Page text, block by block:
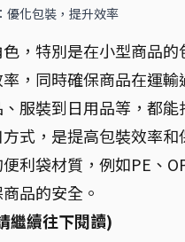
優化包裝，提升效率
，特別是在小型商品
，同時確保商品在運
服裝到日用品等，都
式，是提高包裝效率
利袋材質，例如PE、
品的安全。
繼續往下閱讀)